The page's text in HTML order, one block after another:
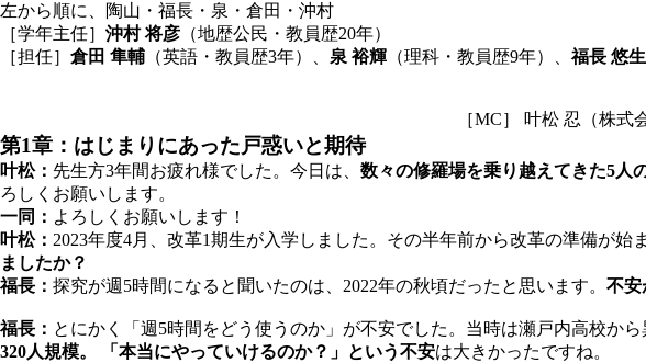
左から順に、陶山・福長・泉・倉田・沖村
［学年主任］ 沖村 将彦 （地歴公民・教員歴20年）
［担任］ 倉田 隼輔 （英語・教員歴3年）、 泉 裕輝 （理科・教員歴9年）、福長 悠生
［MC］ 叶松 忍（株
第1章：はじまりにあった戸惑いと期待
叶松： 先生方3年間お疲れ様でした。今日は、 数々の修羅場を乗り越えてきた5人
ろしくお願いします。
一同： よろしくお願いします！
叶松： 2023年度4月、改革1期生が入学しました。その半年前から改革の準備が
ましたか？
福長： 探究が週5時間になると聞いたのは、2022年の秋頃だったと思います。 不安
福長： とにかく「週5時間をどう使うのか」が不安でした。当時は瀬戸内高校か
320人規模。 「本当にやっていけるのか？」という不安は大きかったですね。